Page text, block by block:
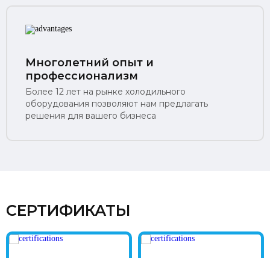
Многолетний опыт и
профессионализм
Более 12 лет на рынке холодильного
оборудования позволяют нам предлагать
решения для вашего бизнеса
СЕРТИФИКАТЫ